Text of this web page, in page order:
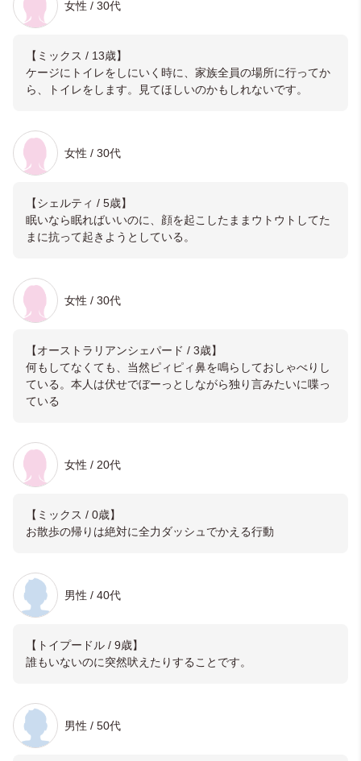
女性 / 30代
【ミックス / 13歳】
ケージにトイレをしにいく時に、家族全員の場所に行ってか
ら、トイレをします。見てほしいのかもしれないです。
女性 / 30代
【シェルティ / 5歳】
眠いなら眠ればいいのに、顔を起こしたままウトウトしてた
まに抗って起きようとしている。
女性 / 30代
【オーストラリアンシェパード / 3歳】
何もしてなくても、当然ピィピィ鼻を鳴らしておしゃべりし
ている。本人は伏せでぼーっとしながら独り言みたいに喋っ
ている
女性 / 20代
【ミックス / 0歳】
お散歩の帰りは絶対に全力ダッシュでかえる行動
男性 / 40代
【トイプードル / 9歳】
誰もいないのに突然吠えたりすることです。
男性 / 50代